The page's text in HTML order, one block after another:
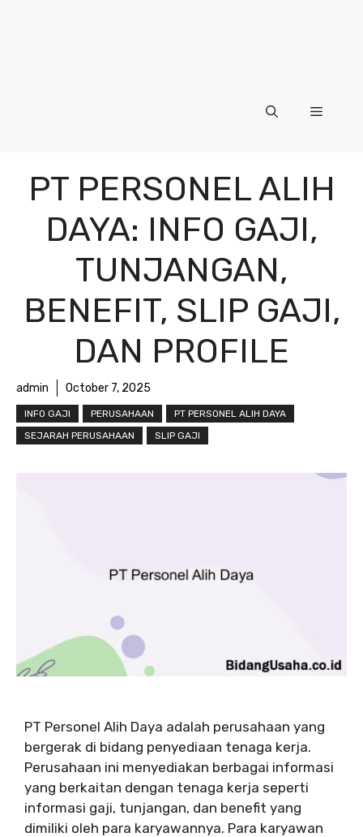
Menu
PT PERSONEL ALIH
DAYA: INFO GAJI,
TUNJANGAN,
BENEFIT, SLIP GAJI,
DAN PROFILE
admin October 7, 2025
INFO GAJI PERUSAHAAN
PT PERSONEL ALIH DAYA
SEJARAH PERUSAHAAN
SLIP GAJI
PT Personel Alih Daya adalah perusahaan yang
bergerak di bidang penyediaan tenaga kerja.
Perusahaan ini menyediakan berbagai informasi
yang berkaitan dengan tenaga kerja seperti
informasi gaji, tunjangan, dan benefit yang
dimiliki oleh para karyawannya. Para karyawan